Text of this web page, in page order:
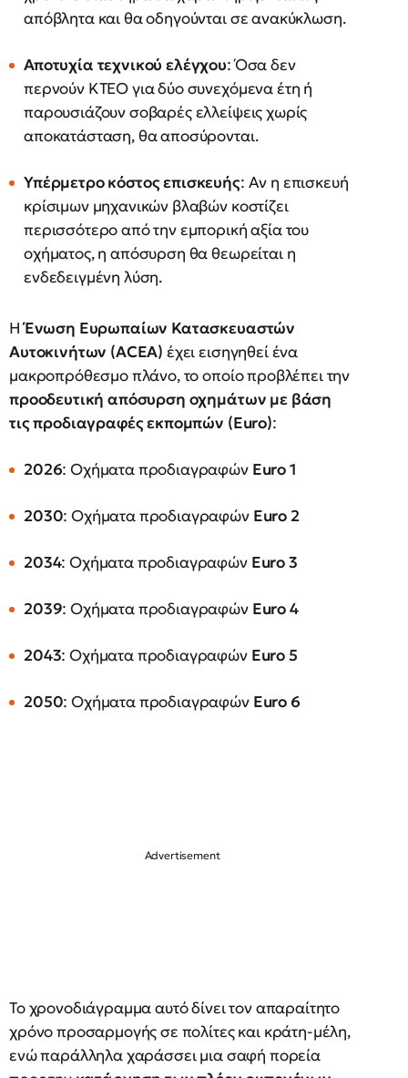
απόβλητα και θα οδηγούνται σε ανακύκλωση.
Αποτυχία τεχνικού ελέγχου: Όσα δεν
περνούν ΚΤΕΟ για δύο συνεχόμενα έτη ή
παρουσιάζουν σοβαρές ελλείψεις χωρίς
αποκατάσταση, θα αποσύρονται.
Υπέρμετρο κόστος επισκευής: Αν η επισκευή
κρίσιμων μηχανικών βλαβών κοστίζει
περισσότερο από την εμπορική αξία του
οχήματος, η απόσυρση θα θεωρείται η
ενδεδειγμένη λύση.
ΗΈνωση Ευρωπαίων Κατασκευαστών
Αυτοκινήτων (ACEA) έχει εισηγηθεί ένα
μακροπρόθεσμο πλάνο, το οποίο προβλέπει την
προοδευτική απόσυρση οχημάτων με βάση
τις προδιαγραφές εκπομπών (Euro):
2026: Οχήματα προδιαγραφών Euro 1
2030: Οχήματα προδιαγραφών Euro 2
2034: Οχήματα προδιαγραφών Euro 3
2039: Οχήματα προδιαγραφών Euro 4
2043: Οχήματα προδιαγραφών Euro 5
2050: Οχήματα προδιαγραφών Euro 6
Το χρονοδιάγραμμα αυτό δίνει τον απαραίτητο
χρόνο προσαρμογής σε πολίτες και κράτη-μέλη,
ενώ παράλληλα χαράσσει μια σαφή πορεία